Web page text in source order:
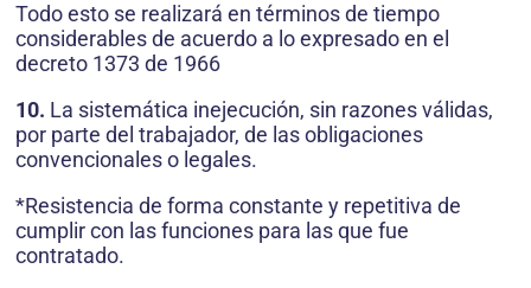
Todo esto se realizará en términos de tiempo
considerables de acuerdo a lo expresado en el
decreto 1373 de 1966
10. La sistemática inejecución, sin razones válidas,
por parte del trabajador, de las obligaciones
convencionales o legales.
*Resistencia de forma constante y repetitiva de
cumplir con las funciones para las que fue
contratado.